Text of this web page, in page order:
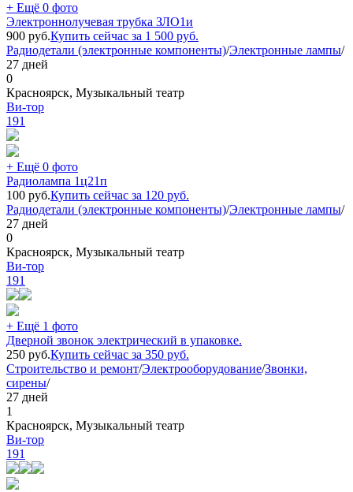
+ Ещё 0 фото
Электроннолучевая трубка ЗЛО1и
900 руб.Купить сейчас за 1 500 руб.
Радиодетали (электронные компоненты)/Электронные лампы/
27 дней
0
Красноярск, Музыкальный театр
Ви-тор
191
+ Ещё 0 фото
Радиолампа 1ц21п
100 руб.Купить сейчас за 120 руб.
Радиодетали (электронные компоненты)/Электронные лампы/
27 дней
0
Красноярск, Музыкальный театр
Ви-тор
191
+ Ещё 1 фото
Дверной звонок электрический в упаковке.
250 руб.Купить сейчас за 350 руб.
Строительство и ремонт/Электрооборудование/Звонки,
сирены/
27 дней
1
Красноярск, Музыкальный театр
Ви-тор
191